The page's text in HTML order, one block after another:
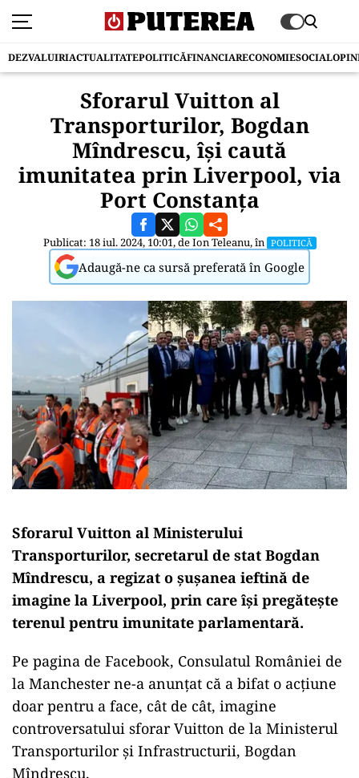
DEZVALUIRIACTUALITATEPOLITICĂFINANCIARECONOMIESOCIAL
Sforarul Vuitton al
Transporturilor, Bogdan
Mîndrescu, își caută
imunitatea prin Liverpool, via
Port Constanța
Publicat: 18 iul. 2024, 10:01, deIon Teleanu, în POLITICĂ
Adaugă-ne ca sursă preferată în Google
Sforarul Vuitton al Ministerului
Transporturilor, secretarul de stat Bogdan
Mîndrescu, a regizat o șușanea ieftină de
imagine la Liverpool, prin care își pregătește
terenul pentru imunitate parlamentară.
Pe pagina de Facebook, Consulatul României de
la Manchester ne-a anunțat că a bifat o acțiune
doar pentru a face, cât de cât, imagine
controversatului sforar Vuitton de la Ministerul
Transporturilor și Infrastructurii, Bogdan
Mîndrescu.